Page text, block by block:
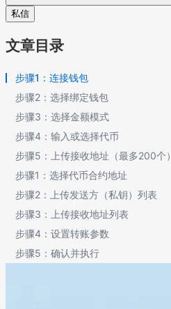
私信
文章目录
步骤1：连接钱包
步骤2：选择绑定钱包
步骤3：选择金额模式
步骤4：输入或选择代币
步骤5：上传接收地址（最多200个）
步骤1：选择代币合约地址
步骤2：上传发送方（私钥）列表
步骤3：上传接收地址列表
步骤4：设置转账参数
步骤5：确认并执行